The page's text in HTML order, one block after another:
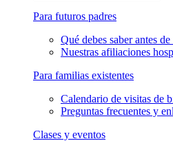
Para futuros padres
Qué debes saber antes
Nuestras afiliaciones
Para familias existentes
Calendario de visitas de
Preguntas frecuentes y
Clases y eventos